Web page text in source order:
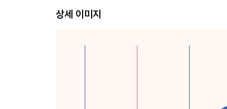
세달살기 해볼까?
상세 이미지